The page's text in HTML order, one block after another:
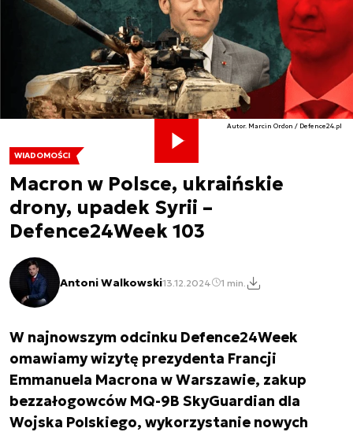
WIADOMOŚCI
Macron w Polsce, ukraińskie
drony, upadek Syrii –
Defence24Week 103
Antoni Walkowski13.12.2024 1 min.
Autor. Marcin Ordon / Defence24.pl
W najnowszym odcinku Defence24Week
omawiamy wizytę prezydenta Francji
Emmanuela Macrona w Warszawie, zakup
bezzałogowców MQ-9B SkyGuardian dla
Wojska Polskiego, wykorzystanie nowych